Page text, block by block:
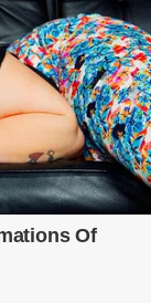
sợ… chính chồng
quáng, đã không
lực, nhưng
thậm chí có
lặng, Trí ném